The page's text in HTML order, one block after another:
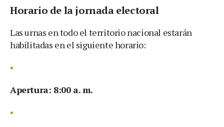
Horario de la jornada electoral
Las urnas en todo el territorio nacional estarán
habilitadas en el siguiente horario:
Apertura: 8:00 a. m.